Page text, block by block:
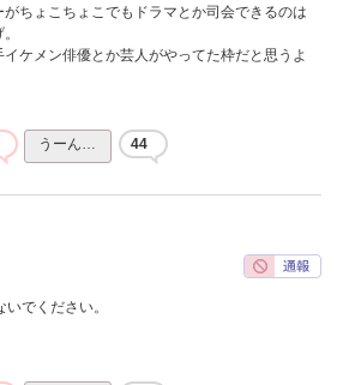
ちょこちょこでもドラマとか司会できるのは
ケメン俳優とか芸人がやってた枠だと思うよ
うーん… 44
でください。